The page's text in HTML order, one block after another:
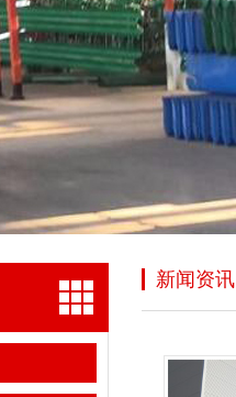
新闻资讯